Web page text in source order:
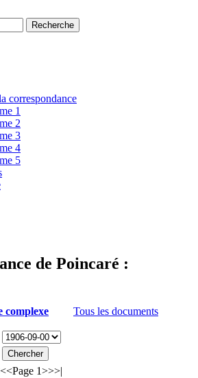
Recherche
correspondance
1
2
3
4
5
de Poincaré :
complexe Tous les documents
<<Page 1>>>|